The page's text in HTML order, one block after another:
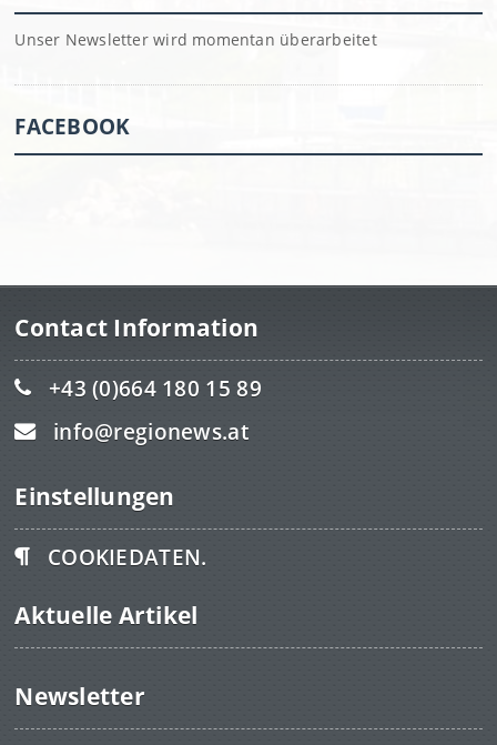
Unser Newsletter wird momentan überarbeitet
FACEBOOK
Contact Information
+43 (0)664 180 15 89
info@regionews.at
Einstellungen
COOKIEDATEN.
Aktuelle Artikel
Newsletter